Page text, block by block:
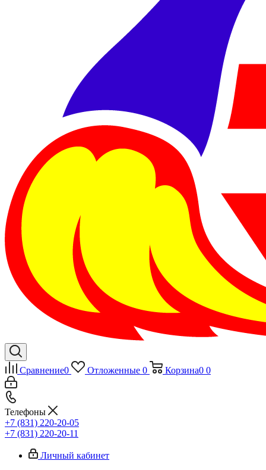
Сравнение0 Отложенные 0 Корзина0 0
Телефоны
+7 (831) 220-20-05
+7 (831) 220-20-11
Личный кабинет